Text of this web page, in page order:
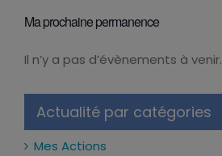
Ma prochaine permanence
Notice
Il n’y a pas d’évènements à venir.
Actualité par catégories
Mes Actions